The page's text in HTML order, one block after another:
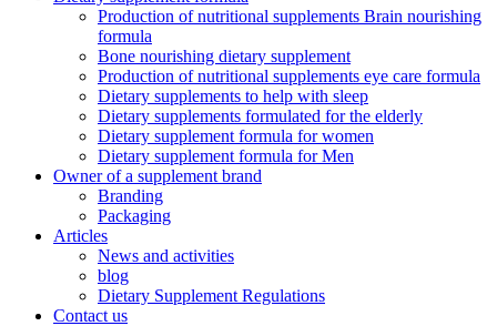
Production of nutritional supplements Brain nourishing
formula
Bone nourishing dietary supplement
Production of nutritional supplements eye care formula
Dietary supplements to help with sleep
Dietary supplements formulated for the elderly
Dietary supplement formula for women
Dietary supplement formula for Men
Owner of a supplement brand
Branding
Packaging
Articles
News and activities
blog
Dietary Supplement Regulations
Contact us